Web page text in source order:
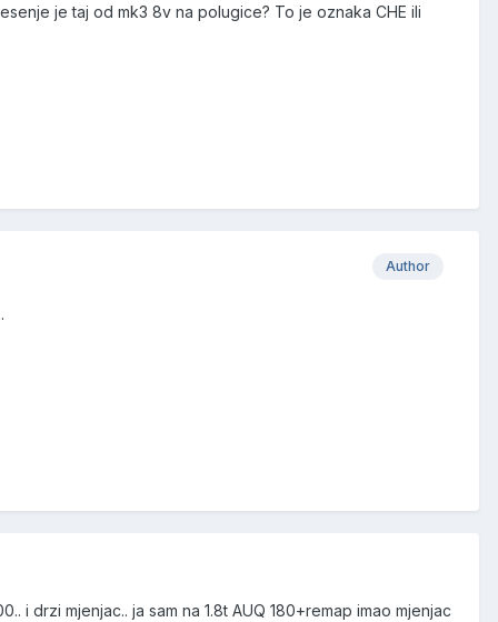
je taj od mk3 8v na polugice? To je oznaka CHE ili
Author
i drzi mjenjac.. ja sam na 1.8t AUQ 180+remap imao mjenjac